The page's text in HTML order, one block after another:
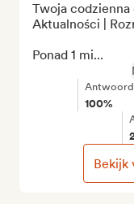
Twoja codzienna
Aktualności |
Ponad 1 mi...
100%
Bekijk